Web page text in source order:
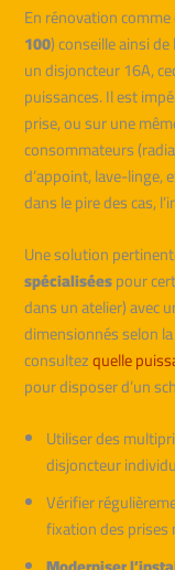
En rénovation
100) conseille ainsi
un disjoncteur 16A,
puissances. Il est
prise, ou sur une
consommateurs
d’appoint, lave-linge,
dans le pire des cas,
Une solution
spécialiséespour
dans un atelier) avec
dimensionnés selon
consultezquelle
pour disposer d’un
Utiliser des
disjoncteur
Vérifier
fixation des prises